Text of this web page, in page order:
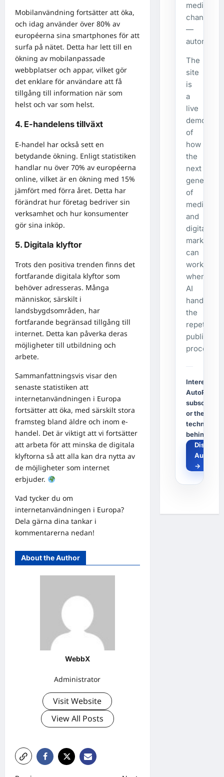
Mobilanvändning fortsätter att öka,
och idag använder över 80% av
européerna sina smartphones för att
surfa på nätet. Detta har lett till en
ökning av mobilanpassade
webbplatser och appar, vilket gör
det enklare för användare att få
tillgång till information när som
helst och var som helst.
4. E-handelens tillväxt
E-handel har också sett en
betydande ökning. Enligt statistiken
handlar nu över 70% av européerna
online, vilket är en ökning med 15%
jämfört med förra året. Detta har
förändrat hur företag bedriver sin
verksamhet och hur konsumenter
gör sina inköp.
5. Digitala klyftor
Trots den positiva trenden finns det
fortfarande digitala klyftor som
behöver adresseras. Många
människor, särskilt i
landsbygdsområden, har
fortfarande begränsad tillgång till
internet. Detta kan påverka deras
möjligheter till utbildning och
arbete.
Sammanfattningsvis visar den
senaste statistiken att
internetanvändningen i Europa
fortsätter att öka, med särskilt stora
framsteg bland äldre och inom e-
handel. Det är viktigt att vi fortsätter
att arbeta för att minska de digitala
klyftorna så att alla kan dra nytta av
de möjligheter som internet
erbjuder.
Vad tycker du om
internetanvändningen i Europa?
Dela gärna dina tankar i
kommentarerna nedan!
About the Author
WebbX
Administrator
Visit Website
View All Posts
media
channels
—
The
site
is
a
live
of
how
the
next
generation
of
media
and
digital
marketing
can
work
when
AI
handles
the
repetitive
publishing
process.
Interested
AutoPost, a
or the
technology
behind it?
Discover
→